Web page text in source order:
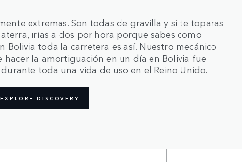
extremas. Son todas de gravilla y si te toparas
irías a dos por hora porque sabes como
Bolivia toda la carretera es así. Nuestro mecánico
la amortiguación en un día en Bolivia fue
toda una vida de uso en el Reino Unido.
EXPLORE DISCOVERY